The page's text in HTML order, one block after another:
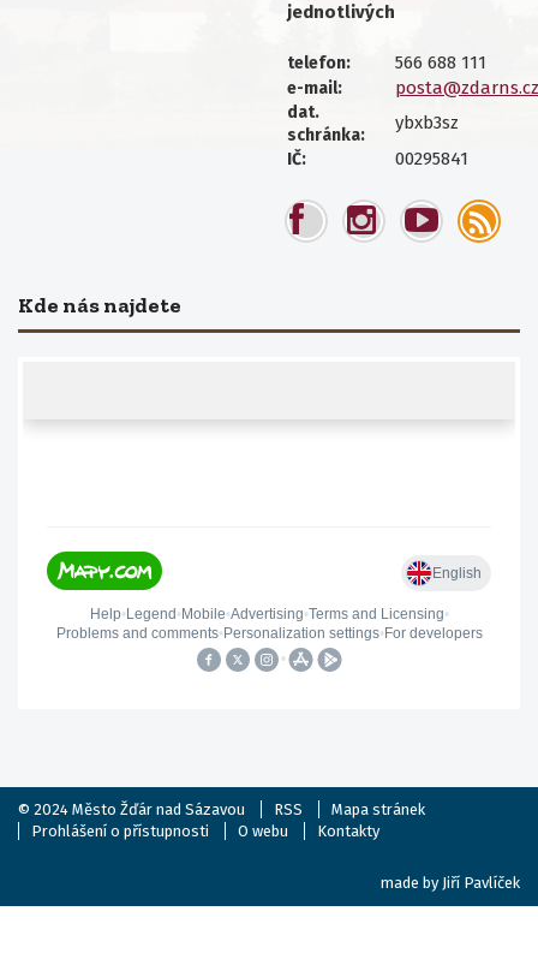
jednotlivých
telefon: 566 688 111
e-mail: posta@zdarns.cz
dat.
schránka:
ybxb3sz
IČ: 00295841
Kde nás najdete
© 2024 Město Žďár nad Sázavou RSS
Mapa stránek
Prohlášení o přístupnosti
O webu Kontakty
made by Jiří Pavlíček